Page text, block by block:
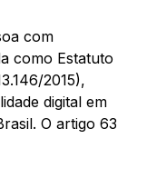
com
como Estatuto
2015),
digital em
O artigo 63